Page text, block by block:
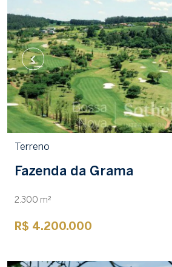
Terreno
Fazenda da Grama
2.300 m²
R$ 4.200.000